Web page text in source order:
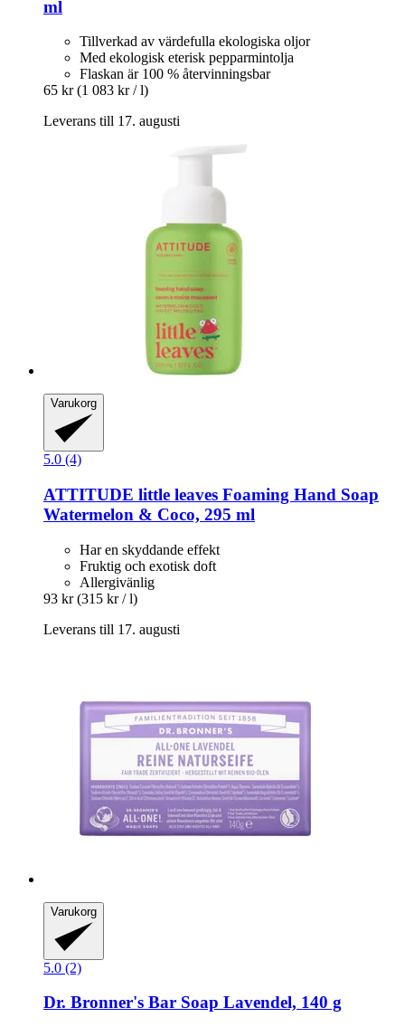
ml
Tillverkad av värdefulla ekologiska oljor
Med ekologisk eterisk pepparmintolja
Flaskan är 100 % återvinningsbar
65 kr (1 083 kr / l)
Leverans till 17. augusti
Varukorg
5.0 (4)
ATTITUDE little leaves Foaming Hand Soap
Watermelon & Coco, 295 ml
Har en skyddande effekt
Fruktig och exotisk doft
Allergivänlig
93 kr (315 kr / l)
Leverans till 17. augusti
Varukorg
5.0 (2)
Dr. Bronner's Bar Soap Lavendel, 140 g